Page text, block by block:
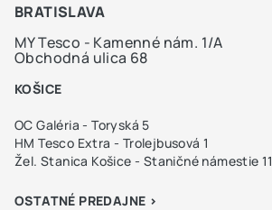
BRATISLAVA
MY Tesco - Kamenné nám. 1/A
Obchodná ulica 68
KOŠICE
OC Galéria - Toryská 5
HM Tesco Extra - Trolejbusová 1
Žel. Stanica Košice - Staničné námestie 11
OSTATNÉ PREDAJNE >